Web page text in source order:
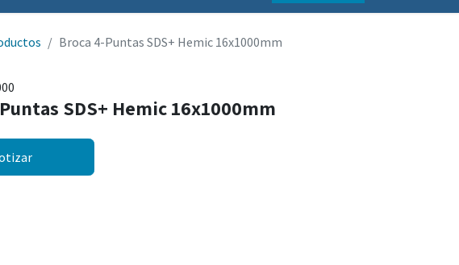
Broca 4-Puntas SDS+ Hemic 16x1000mm
SDS+ Hemic 16x1000mm